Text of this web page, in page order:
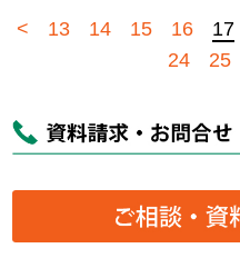
< 13 14 15 16 17
24
25